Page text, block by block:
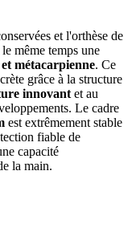
et l'orthèse de
même temps une
métacarpienne. Ce
grâce à la structure
innovant et au
Le cadre
est extrêmement stable
fiable de
capacité
la main.